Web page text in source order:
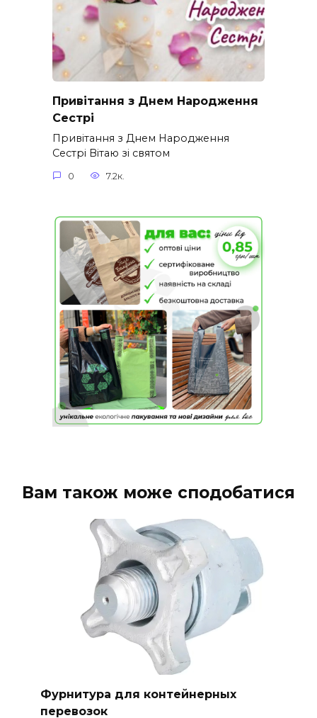
Привітання з Днем Народження
Сестрі
Привітання з Днем Народження
Сестрі Вітаю зі святом
0 7.2к.
Вам також може сподобатися
Фурнитура для контейнерных
перевозок